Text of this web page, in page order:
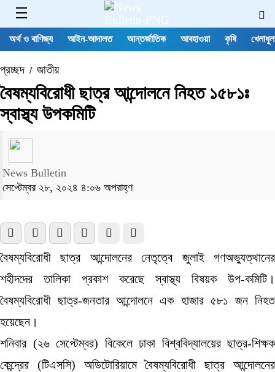
অর্থ ও বাণিজ্য আইন-আদালত আন্তর্জাতিক আবহাওয়া কৃষি
প্রচ্ছদ/ জাতীয়
বৈষম্যবিরোধী ছাত্র আন্দোলনে নিহত ১৫৮১ঃ
স্বাস্থ্য উপকমিটি
News Bulletin
সেপ্টেম্বর ২৮, ২০২৪ ৪:০৬ অপরাহ্ণ
বৈষম্যবিরোধী ছাত্র আন্দোলনের নেতৃত্বে জুলাই গণঅভ্যুত্থানের
শহীদদের তালিকা প্রকাশ করেছে স্বাস্থ্য বিষয়ক উপ-কমিটি।
বৈষম্যবিরোধী ছাত্র-জনতার আন্দোলনে এক হাজার ৫৮১ জন নিহত
হয়েছেন।
শনিবার (২৬ সেপ্টেম্বর) বিকেলে ঢাকা বিশ্ববিদ্যালয়ের ছাত্র-শিক্ষক
কেন্দ্রের (টিএসসি) অডিটোরিয়ামে বৈষম্যবিরোধী ছাত্র আন্দোলনের